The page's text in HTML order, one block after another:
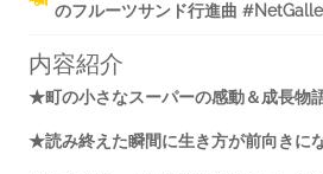
のフルーツサンド行進曲
内容紹介
★町の小さなスーパーの感動＆成長物
★読み終えた瞬間に生き方が前向きに